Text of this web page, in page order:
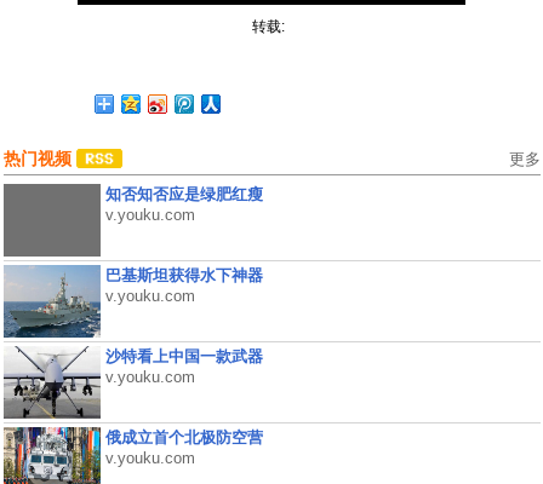
转载:
热门视频 更多
知否知否应是绿肥红瘦
v.youku.com
巴基斯坦获得水下神器
v.youku.com
沙特看上中国一款武器
v.youku.com
俄成立首个北极防空营
v.youku.com